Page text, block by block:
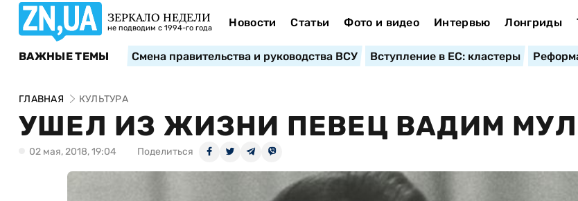
ЗЕРКАЛО НЕДЕЛИ
не подводим с 1994-го года Новости Статьи Фото и видео Интервью Лонгриды
ВАЖНЫЕ ТЕМЫ Смена правительства и руководства ВСУ Вступление в ЕС: кластеры
ГЛАВНАЯ КУЛЬТУРА
УШЕЛ ИЗ ЖИЗНИ ПЕВЕЦ ВАДИМ
02 мая, 2018, 19:04 Поделиться